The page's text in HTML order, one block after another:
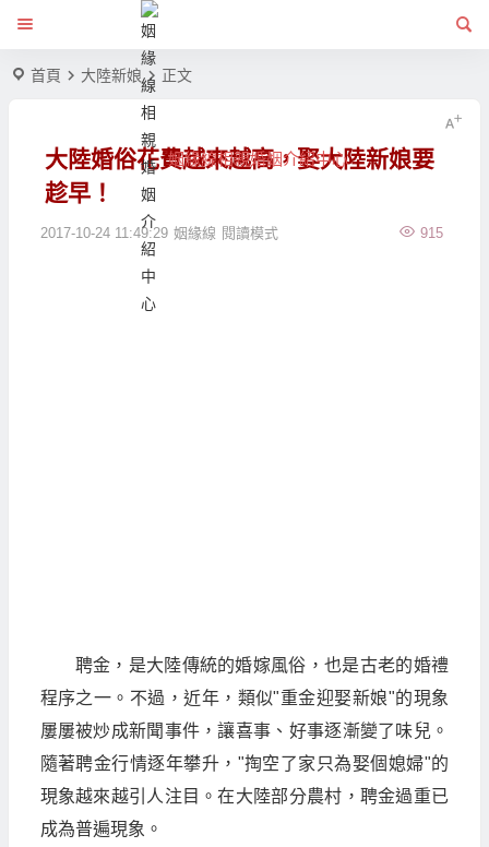
姻緣線相親婚姻介紹中心
首頁 大陸新娘 正文
大陸婚俗花費越來越高，娶大陸新娘要
趁早！
2017-10-24 11:49:29 姻緣線 915
閱讀模式
聘金，是大陸傳統的婚嫁風俗，也是古老的婚禮
程序之一。不過，近年，類似"重金迎娶新娘"的現象
屢屢被炒成新聞事件，讓喜事、好事逐漸變了味兒。
隨著聘金行情逐年攀升，"掏空了家只為娶個媳婦"的
現象越來越引人注目。在大陸部分農村，聘金過重已
成為普遍現象。